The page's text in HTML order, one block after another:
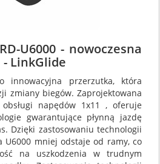
U6000 - nowoczesna
LinkGlide
innowacyjna przerzutka, która
zmiany biegów. Zaprojektowana
napędów 1x11 , oferuje
gwarantujące płynną jazdę
Dzięki zastosowaniu technologii
U6000 mniej odstaje od ramy, co
na uszkodzenia w trudnym